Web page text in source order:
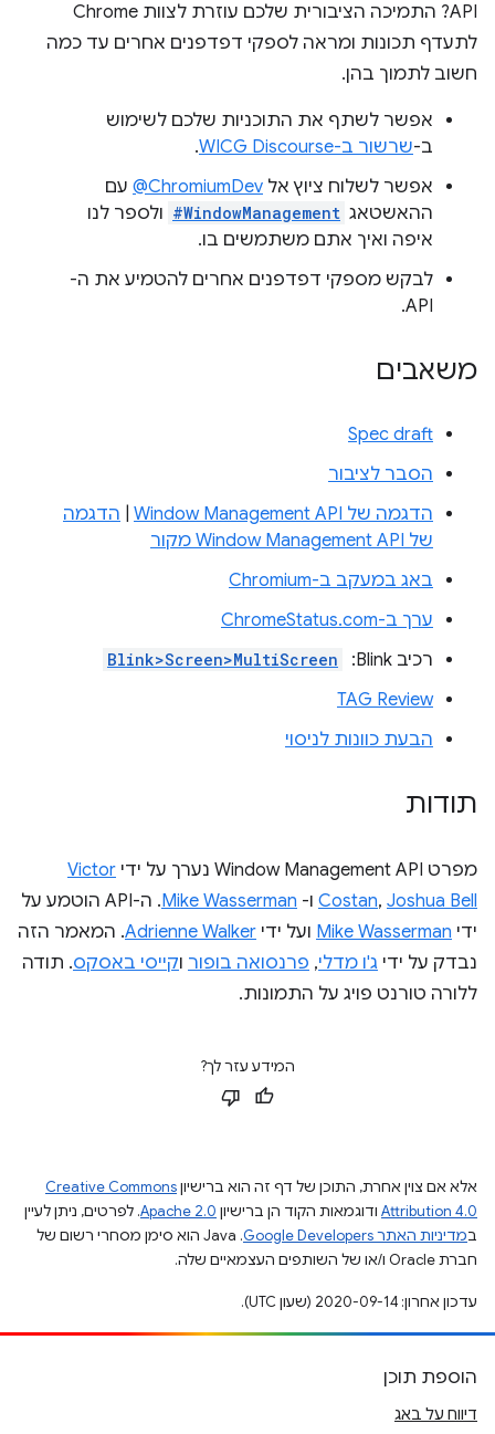
API? התמיכה הציבורית שלכם עוזרת לצוות Chrome
לתעדף תכונות ומראה לספקי דפדפנים אחרים עד כמה
חשוב לתמוך בהן.
אפשר לשתף את התוכניות שלכם לשימוש
ב-שרשור ב-WICG Discourse
.
אפשר לשלוח ציוץ אל ‎@ChromiumDev עם
ההאשטאג #WindowManagement ולספר לנו
איפה ואיך אתם משתמשים בו.
לבקש מספקי דפדפנים אחרים להטמיע את ה-
API.
משאבים
Spec draft
הסבר לציבור
הדגמה של Window Management API
הדגמה
של Window Management API מקור
באג במעקב ב-Chromium
ערך ב-ChromeStatus.com
רכיב Blink: ‏
Blink>Screen>MultiScreen
TAG Review
הבעת כוונות לניסוי
תודות
מפרט Window Management API נערך על ידי
Victor
Costan, Joshua Bell ו- Mike Wasserman
. ה-API הוטמע על
ידי Mike Wasserman ועל ידי Adrienne Walker. המאמר הזה
נבדק על ידי ג'ו מדלי, פרנסואה בופור וקייסי באסקס. תודה
ללורה טורנט פויג על התמונות.
המידע עזר לך?
אלא אם צוין אחרת, התוכן של דף זה הוא ברישיוןCreative Commons
Attribution 4.0 ודוגמאות הקוד הן ברישיון Apache 2.0. לפרטים, ניתן לעיין
במדיניות האתר Google Developers‏
.‏ Java הוא סימן מסחרי רשום של
חברת Oracle ו/או של השותפים העצמאיים שלה.
עדכון אחרון: 2020-09-14 (שעון UTC).
הוספת תוכן
דיווח על באג